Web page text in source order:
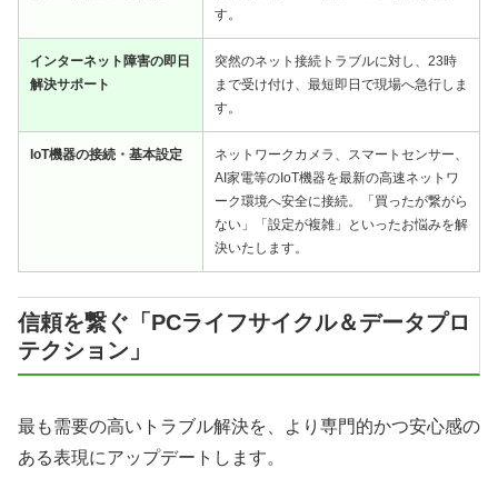
す。
インターネット障害の即日
解決サポート
突然のネット接続トラブルに対し、23時
まで受け付け、最短即日で現場へ急行しま
す。
IoT機器の接続・基本設定
ネットワークカメラ、スマートセンサー、
AI家電等のIoT機器を最新の高速ネットワ
ーク環境へ安全に接続。「買ったが繋がら
ない」「設定が複雑」といったお悩みを解
決いたします。
信頼を繋ぐ「PCライフサイクル＆データプロ
テクション」
最も需要の高いトラブル解決を、より専門的かつ安心感の
ある表現にアップデートします。